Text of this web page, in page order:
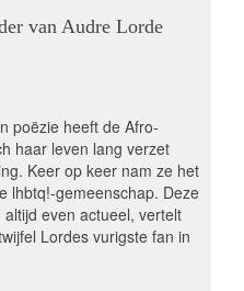
van Audre Lorde
poëzie heeft de Afro-
haar leven lang verzet
Keer op keer nam ze het
lhbtq!-gemeenschap. Deze
even actueel, vertelt
Lordes vurigste fan in